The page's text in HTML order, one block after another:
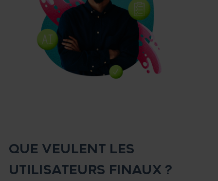
QUE VEULENT LES
UTILISATEURS FINAUX ?